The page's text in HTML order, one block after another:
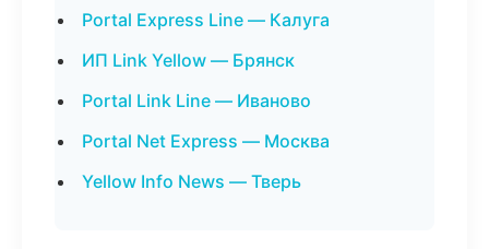
Portal Express Line — Калуга
ИП Link Yellow — Брянск
Portal Link Line — Иваново
Portal Net Express — Москва
Yellow Info News — Тверь